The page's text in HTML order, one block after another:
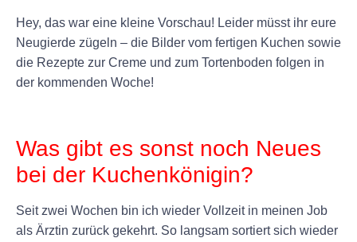
Hey, das war eine kleine Vorschau! Leider müsst ihr eure
Neugierde zügeln – die Bilder vom fertigen Kuchen sowie
die Rezepte zur Creme und zum Tortenboden folgen in
der kommenden Woche!
Was gibt es sonst noch Neues
bei der Kuchenkönigin?
Seit zwei Wochen bin ich wieder Vollzeit in meinen Job
als Ärztin zurück gekehrt. So langsam sortiert sich wieder